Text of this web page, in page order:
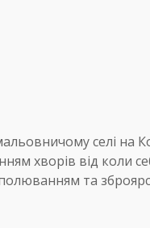
селі на
хворів від коли
та